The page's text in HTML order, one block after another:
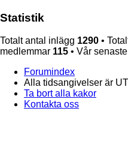
Statistik
Totalt antal inlägg 1290 •
medlemmar 115 • Vår
Forumindex
Alla tidsangivelser är
Ta bort alla kakor
Kontakta oss